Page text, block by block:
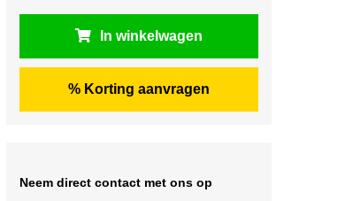
In winkelwagen
% Korting aanvragen
Neem direct contact met ons op